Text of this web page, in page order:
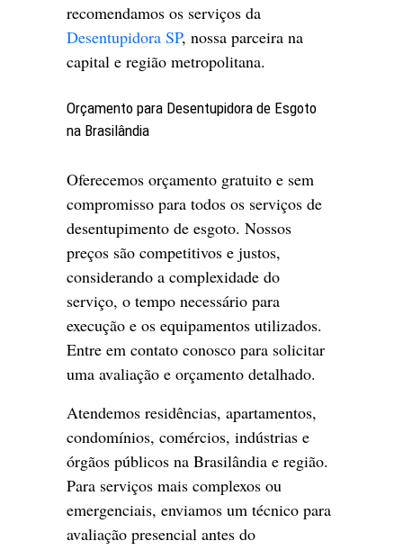
recomendamos os serviços da
Desentupidora SP, nossa parceira na
capital e região metropolitana.
Orçamento para Desentupidora de Esgoto
na Brasilândia
Oferecemos orçamento gratuito e sem
compromisso para todos os serviços de
desentupimento de esgoto. Nossos
preços são competitivos e justos,
considerando a complexidade do
serviço, o tempo necessário para
execução e os equipamentos utilizados.
Entre em contato conosco para solicitar
uma avaliação e orçamento detalhado.
Atendemos residências, apartamentos,
condomínios, comércios, indústrias e
órgãos públicos na Brasilândia e região.
Para serviços mais complexos ou
emergenciais, enviamos um técnico para
avaliação presencial antes do